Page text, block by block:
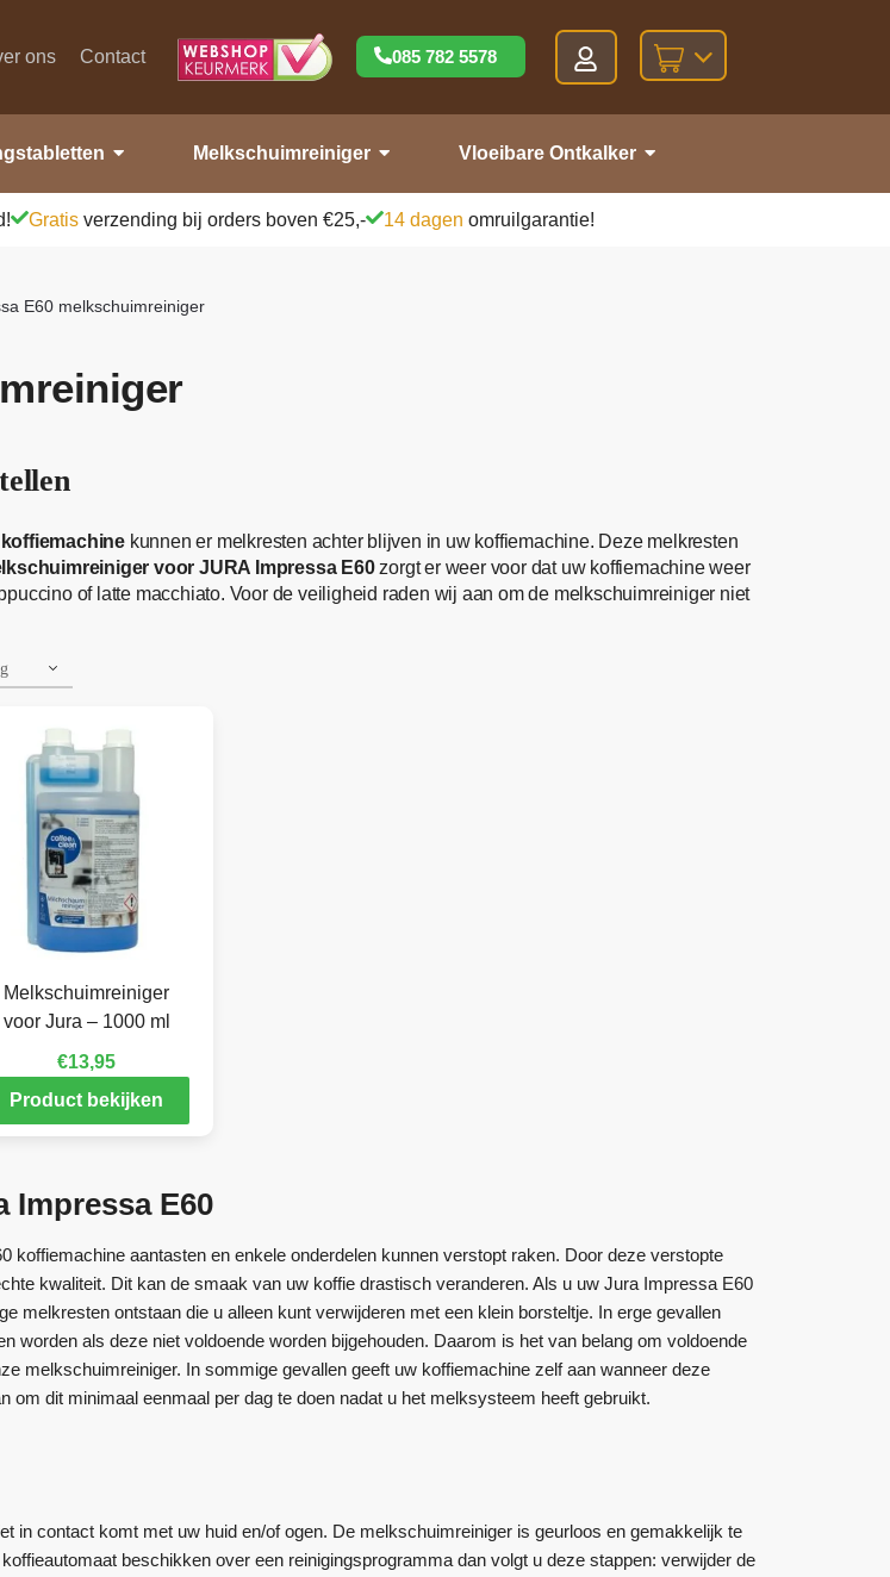
ons Contact 085 782 5578
Melkschuimreiniger Vloeibare Ontkalker
Gratis verzending bij orders boven €25,- 14 dagen omruilgarantie!
E60 melkschuimreiniger
kunnen er melkresten achter blijven in uw koffiemachine. Deze melkresten
voor JURA Impressa E60zorgt er weer voor dat uw koffiemachine weer
of latte macchiato. Voor de veiligheid raden wij aan om de melkschuimreiniger niet
Melkschuimreiniger
voor Jura – 1000 ml
€13,95
Product bekijken
Impressa E60
koffiemachine aantasten en enkele onderdelen kunnen verstopt raken. Door deze verstopte
kwaliteit. Dit kan de smaak van uw koffie drastisch veranderen. Als u uw Jura Impressa E60
melkresten ontstaan die u alleen kunt verwijderen met een klein borsteltje. In erge gevallen
worden als deze niet voldoende worden bijgehouden. Daarom is het van belang om voldoende
melkschuimreiniger. In sommige gevallen geeft uw koffiemachine zelf aan wanneer deze
om dit minimaal eenmaal per dag te doen nadat u het melksysteem heeft gebruikt.
in contact komt met uw huid en/of ogen. De melkschuimreiniger is geurloos en gemakkelijk te
beschikken over een reinigingsprogramma dan volgt u deze stappen: verwijder de